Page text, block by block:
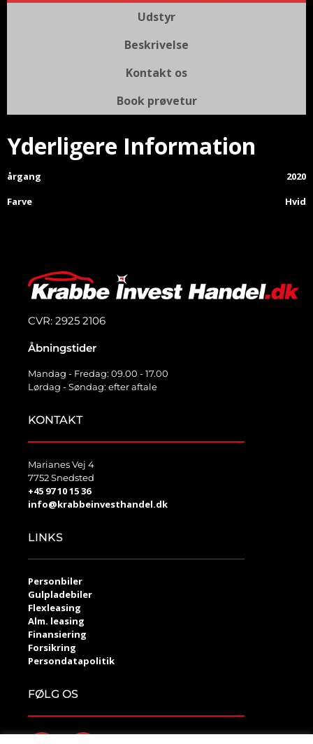
Udstyr
Beskrivelse
Kontakt os
Book prøvetur
Yderligere Information
årgang
2020
Farve
Hvid
CVR: 2925 2106
Åbningstider
Mandag - Fredag: 09.00 - 17.00
Lørdag - Søndag: efter aftale
KONTAKT
Marianes Vej 4
7752 Snedsted
+45 97 10 15 36
info@krabbeinvesthandel.dk
LINKS
Personbiler
Gulpladebiler
Flexleasing
Alm. leasing
Finansiering
Forsikring
Persondatapolitik
FØLG OS